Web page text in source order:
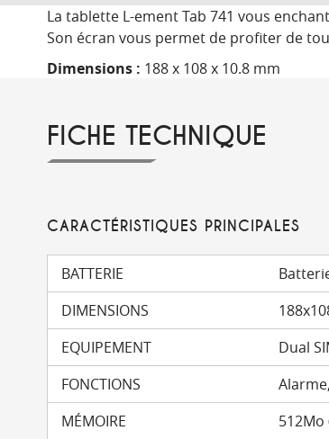
La tablette L-ement Tab 741 vous
Son écran vous permet de profiter de
Dimensions : 188 x 108 x 10.8 mm
FICHE TECHNIQUE
CARACTÉRISTIQUES PRINCIPALES
BATTERIE
DIMENSIONS
EQUIPEMENT
Dual
FONCTIONS
MÉMOIRE
512Mo